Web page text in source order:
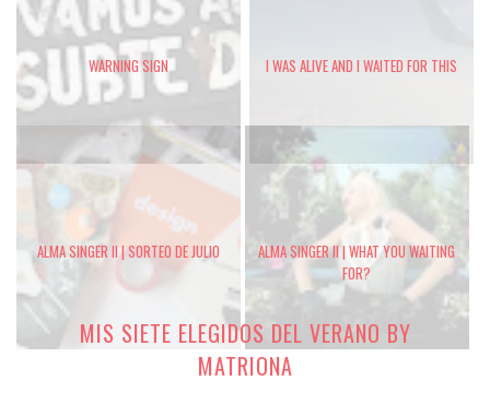
WARNING SIGN I WAS ALIVE AND I WAITED FOR THIS
ALMA SINGER II | SORTEO DE JULIO
ALMA SINGER II | WHAT YOU WAITING
FOR?
MIS SIETE ELEGIDOS DEL VERANO BY
MATRIONA